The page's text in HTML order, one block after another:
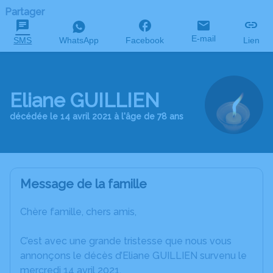
Partager
SMS WhatsApp Facebook E-mail Lien
Eliane GUILLIEN
décédée le 14 avril 2021 à l'âge de 78 ans
Message de la famille
Chère famille, chers amis,
C’est avec une grande tristesse que nous vous
annonçons le décès d’Eliane GUILLIEN survenu le
mercredi 14 avril 2021.